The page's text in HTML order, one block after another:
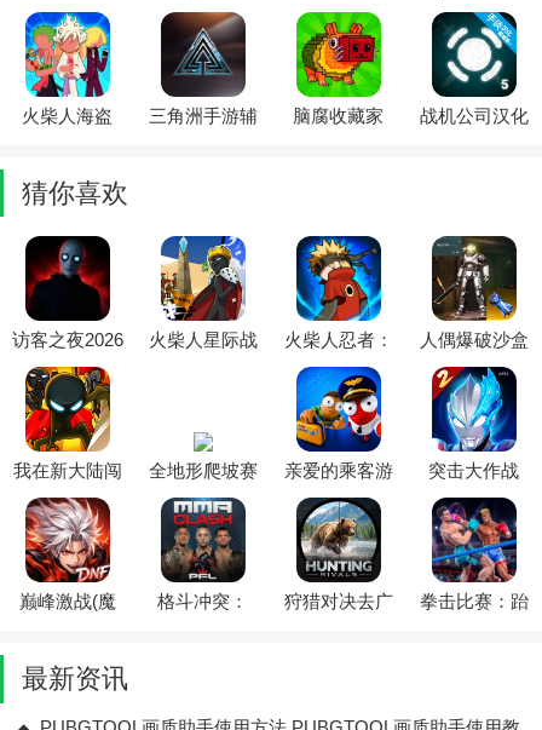
服最新版
(Null’s Brawl)
助器(游戏辅
助工具)
之魂2玩家自
制(数码格斗
动作游戏)
小队射击(射
击游戏体验)
火柴人海盗
三角洲手游辅
脑腐收藏家
战机公司汉化
猜你喜欢
访客之夜2026
官方最新版本
火柴人星际战
火柴人忍者：
忍者格斗(火
柴人忍者游
戏)
人偶爆破沙盒
2026官方最新
版本
我在新大陆闯
关(火柴人战
争游戏)
全地形爬坡赛
2026最新版本
亲爱的乘客游
戏免广告(神
话幸存者游
戏)
突击大作战
2026官方最新
版本
巅峰激战(魔
格斗冲突：
狩猎对决去广
拳击比赛：跆
最新资讯